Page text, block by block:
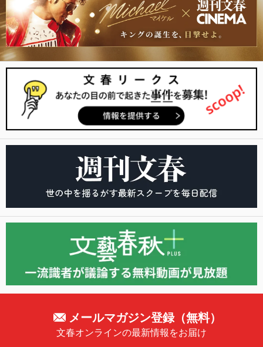
メールマガジン登録（無料）
文春オンラインの最新情報をお届け